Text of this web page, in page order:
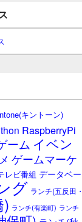
キントーン)
RaspberryPi
ーム イベン
ゲームマーケ
レビ番組 データベー
グ ランチ(五反田・
ランチ(有楽町) ランチ